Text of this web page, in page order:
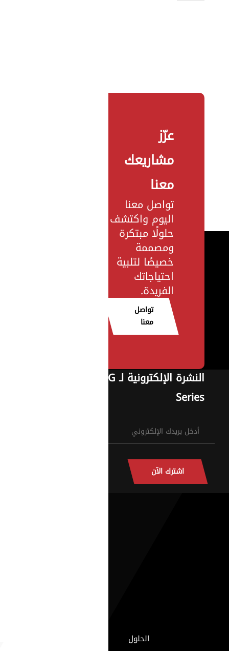
عزّز
مشاريعك
معنا
تواصل معنا
اليوم واكتشف
حلولًا مبتكرة
ومصممة
خصيصًا لتلبية
احتياجاتك
الفريدة.
تواصل
معنا
النشرة الإلكترونية لـ G
Series
اشترك الآن
الحلول